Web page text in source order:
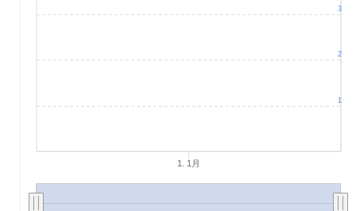
1. 1月
1
2
3